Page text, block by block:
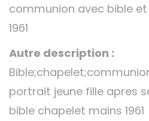
communion avec bible
1961
Autre description :
portrait jeune fille apres
bible chapelet mains 1961